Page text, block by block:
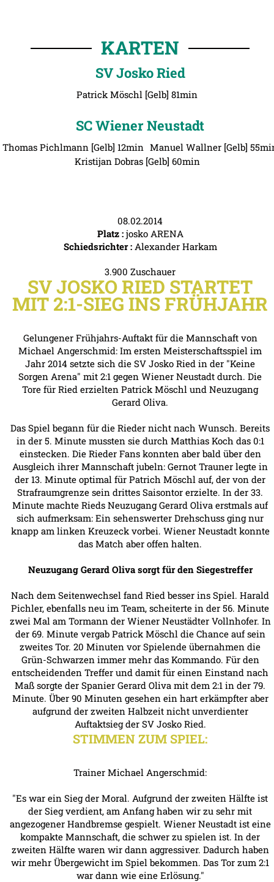
KARTEN
SV Josko Ried
Patrick Möschl [Gelb] 81min
SC Wiener Neustadt
Thomas Pichlmann [Gelb] 12min Manuel Wallner [Gelb]
Kristijan Dobras [Gelb] 60min
08.02.2014
Platz : josko ARENA
Schiedsrichter : Alexander Harkam
3.900 Zuschauer
SV JOSKO RIED STARTET
MIT 2:1-SIEG INS FRÜHJAHR
Gelungener Frühjahrs-Auftakt für die Mannschaft von
Michael Angerschmid: Im ersten Meisterschaftsspiel im
Jahr 2014 setzte sich die SV Josko Ried in der "Keine
Sorgen Arena" mit 2:1 gegen Wiener Neustadt durch. Die
Tore für Ried erzielten Patrick Möschl und Neuzugang
Gerard Oliva.
Das Spiel begann für die Rieder nicht nach Wunsch. Bereits
in der 5. Minute mussten sie durch Matthias Koch das 0:1
einstecken. Die Rieder Fans konnten aber bald über den
Ausgleich ihrer Mannschaft jubeln: Gernot Trauner legte in
der 13. Minute optimal für Patrich Möschl auf, der von der
Strafraumgrenze sein drittes Saisontor erzielte. In der 33.
Minute machte Rieds Neuzugang Gerard Oliva erstmals auf
sich aufmerksam: Ein sehenswerter Drehschuss ging nur
knapp am linken Kreuzeck vorbei. Wiener Neustadt konnte
das Match aber offen halten.
Neuzugang Gerard Oliva sorgt für den Siegestreffer
Nach dem Seitenwechsel fand Ried besser ins Spiel. Harald
Pichler, ebenfalls neu im Team, scheiterte in der 56. Minute
zwei Mal am Tormann der Wiener Neustädter Vollnhofer. In
der 69. Minute vergab Patrick Möschl die Chance auf sein
zweites Tor. 20 Minuten vor Spielende übernahmen die
Grün-Schwarzen immer mehr das Kommando. Für den
entscheidenden Treffer und damit für einen Einstand nach
Maß sorgte der Spanier Gerard Oliva mit dem 2:1 in der 79.
Minute. Über 90 Minuten gesehen ein hart erkämpfter aber
aufgrund der zweiten Halbzeit nicht unverdienter
Auftaktsieg der SV Josko Ried.
STIMMEN ZUM SPIEL:
Trainer Michael Angerschmid:
"Es war ein Sieg der Moral. Aufgrund der zweiten Hälfte ist
der Sieg verdient, am Anfang haben wir zu sehr mit
angezogener Handbremse gespielt. Wiener Neustadt ist eine
kompakte Mannschaft, die schwer zu spielen ist. In der
zweiten Hälfte waren wir dann aggressiver. Dadurch haben
wir mehr Übergewicht im Spiel bekommen. Das Tor zum 2:1
war dann wie eine Erlösung."